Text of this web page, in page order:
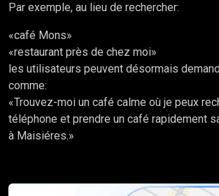
Par exemple, au lieu de rechercher:
«café Mons»
«restaurant près de chez moi»
les utilisateurs peuvent désormais
comme:
«Trouvez-moi un café calme où je peux
téléphone et prendre un café rapidement
à Maisiéres.»